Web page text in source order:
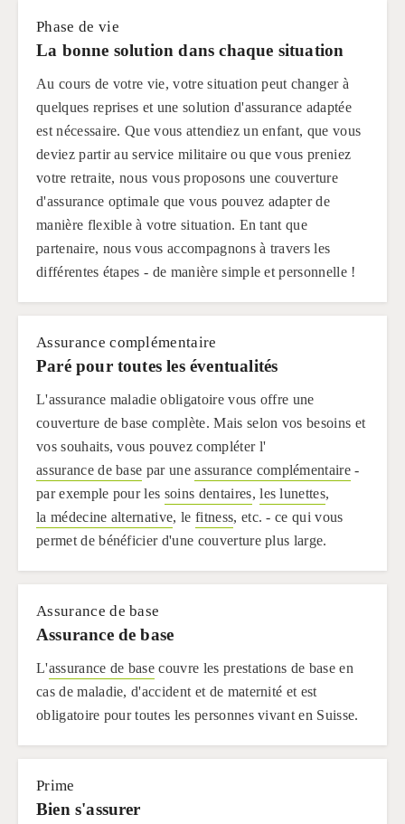
Phase de vie
La bonne solution dans chaque situation
Au cours de votre vie, votre situation peut changer à
quelques reprises et une solution d'assurance adaptée
est nécessaire. Que vous attendiez un enfant, que vous
deviez partir au service militaire ou que vous preniez
votre retraite, nous vous proposons une couverture
d'assurance optimale que vous pouvez adapter de
manière flexible à votre situation. En tant que
partenaire, nous vous accompagnons à travers les
différentes étapes - de manière simple et personnelle !
Assurance complémentaire
Paré pour toutes les éventualités
L'assurance maladie obligatoire vous offre une
couverture de base complète. Mais selon vos besoins et
vos souhaits, vous pouvez compléter l'
assurance de base par uneassurance complémentaire -
par exemple pour les soins dentaires,les lunettes,
la médecine alternative, le fitness, etc. - ce qui vous
permet de bénéficier d'une couverture plus large.
Assurance de base
Assurance de base
L'assurance de base couvre les prestations de base en
cas de maladie, d'accident et de maternité et est
obligatoire pour toutes les personnes vivant en Suisse.
Prime
Bien s'assurer